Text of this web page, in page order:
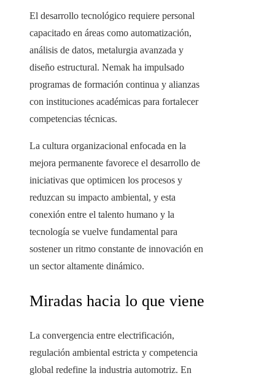
El desarrollo tecnológico requiere personal
capacitado en áreas como automatización,
análisis de datos, metalurgia avanzada y
diseño estructural. Nemak ha impulsado
programas de formación continua y alianzas
con instituciones académicas para fortalecer
competencias técnicas.
La cultura organizacional enfocada en la
mejora permanente favorece el desarrollo de
iniciativas que optimicen los procesos y
reduzcan su impacto ambiental, y esta
conexión entre el talento humano y la
tecnología se vuelve fundamental para
sostener un ritmo constante de innovación en
un sector altamente dinámico.
Miradas hacia lo que viene
La convergencia entre electrificación,
regulación ambiental estricta y competencia
global redefine la industria automotriz. En